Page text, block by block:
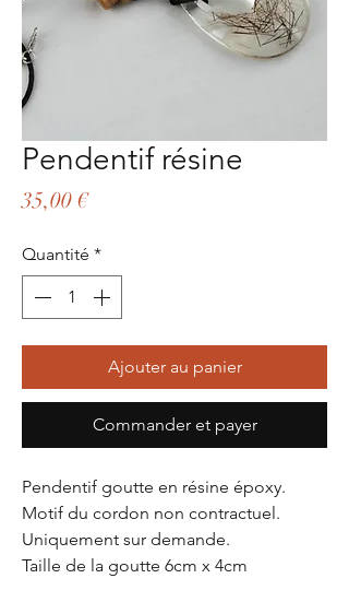
Pendentif résine
35,00 €Prix
Quantité *
Ajouter au panier
Commander et payer
Pendentif goutte en résine époxy.
Motif du cordon non contractuel.
Uniquement sur demande.
Taille de la goutte 6cm x 4cm